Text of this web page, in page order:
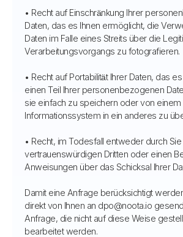
• Recht auf Einschränkung Ihrer
Daten, das es Ihnen ermöglicht, die
Daten im Falle eines Streits über die
Verarbeitungsvorgangs zu fotografieren.
• Recht auf Portabilität Ihrer Daten, das
einen Teil Ihrer personenbezogenen
sie einfach zu speichern oder von einem
Informationssystem in ein anderes zu
• Recht, im Todesfall entweder durch
vertrauenswürdigen Dritten oder einen
Anweisungen über das Schicksal Ihrer
Damit eine Anfrage berücksichtigt
direkt von Ihnen an dpo@noota.io
Anfrage, die nicht auf diese Weise
bearbeitet werden.